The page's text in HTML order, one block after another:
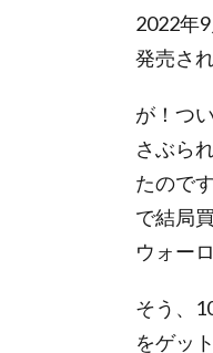
2022年
発売さ
が！つ
さぶら
たので
で結局
ウォー
そう、
をゲッ